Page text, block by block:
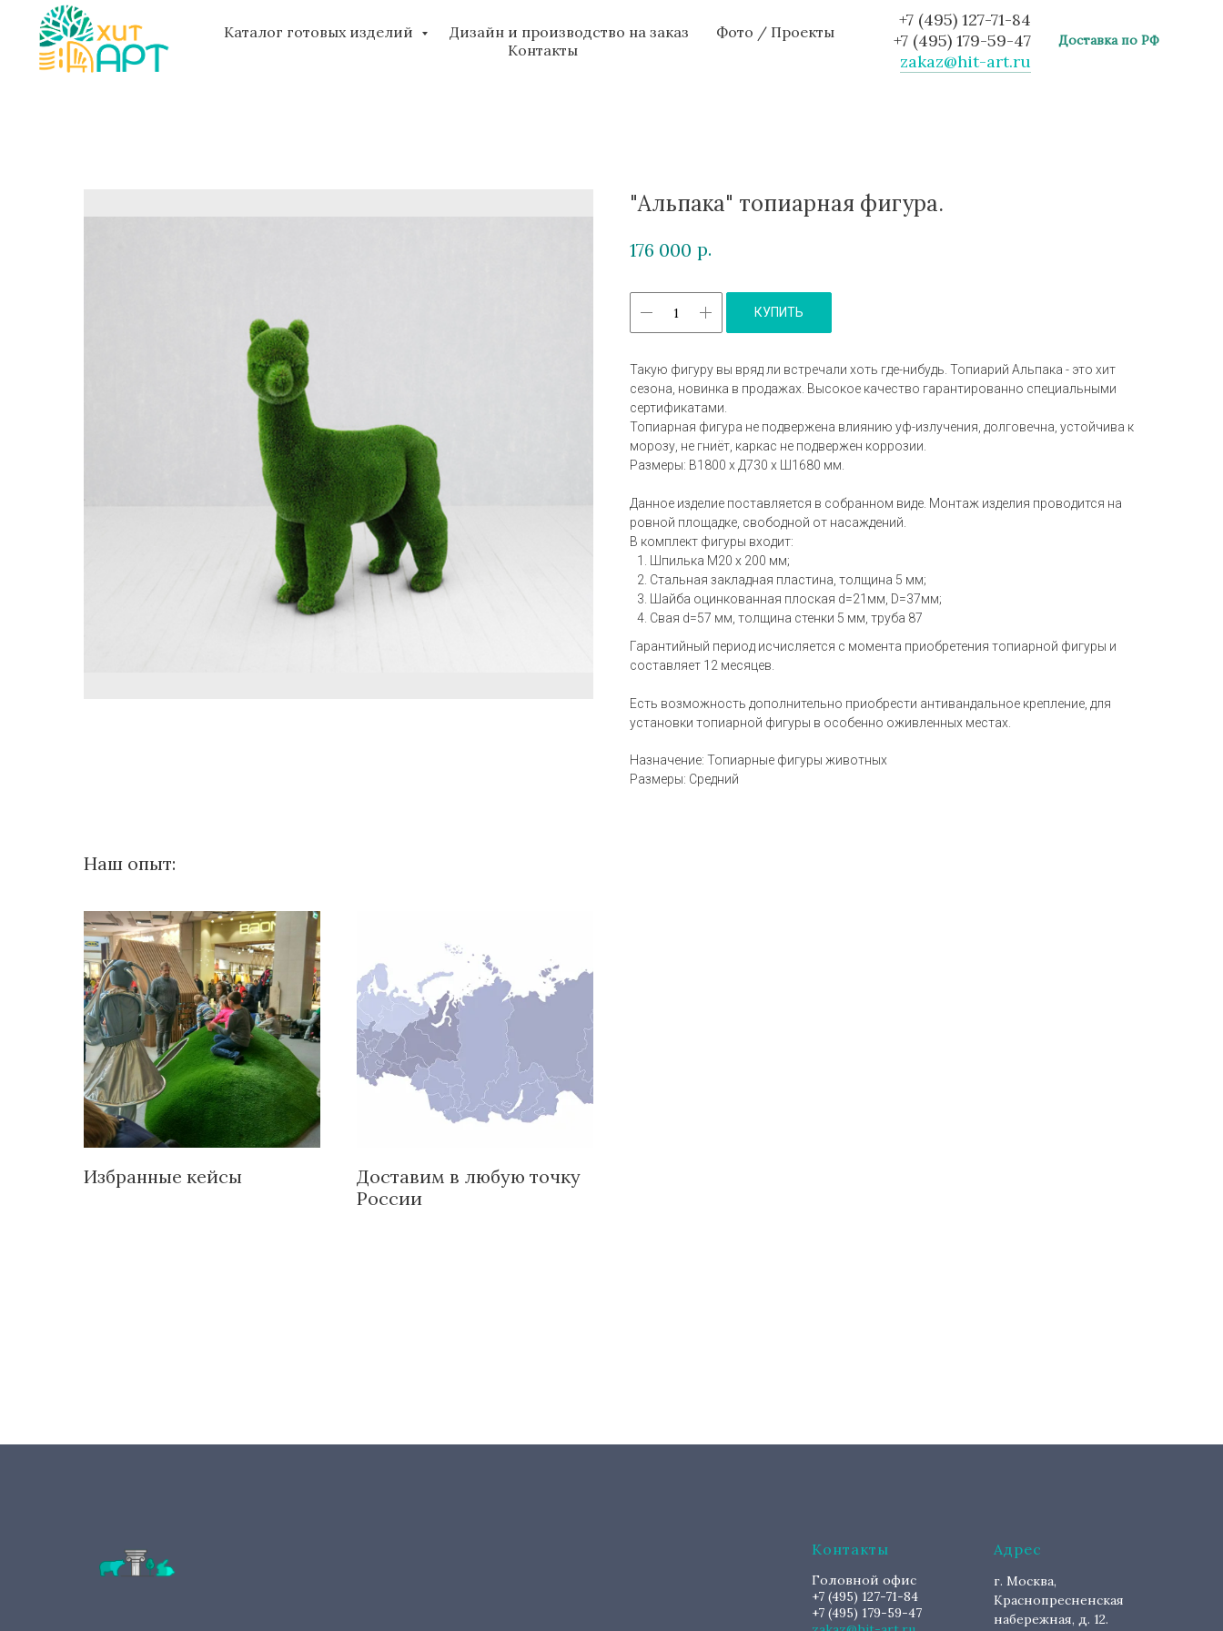
Каталог готовых изделий Дизайн и производство на заказ
Фото / Проекты
Контакты
+7 (495) 127-71-84
+7 (495) 179-59-47
zakaz@hit-art.ru
Доставка по РФ
"Альпака" топиарная фигура.
176 000 р.
КУПИТЬ
Такую фигуру вы вряд ли встречали хоть где-нибудь. Топиарий Альпака - это хит
сезона, новинка в продажах. Высокое качество гарантированно специальными
сертификатами.
Топиарная фигура не подвержена влиянию уф-излучения, долговечна, устойчива к
морозу, не гниёт, каркас не подвержен коррозии.
Размеры: В1800 х Д730 х Ш1680 мм.
Данное изделие поставляется в собранном виде. Монтаж изделия проводится на
ровной площадке, свободной от насаждений.
В комплект фигуры входит:
Шпилька М20 х 200 мм;
Стальная закладная пластина, толщина 5 мм;
Шайба оцинкованная плоская d=21мм, D=37мм;
Свая d=57 мм, толщина стенки 5 мм, труба 87
Гарантийный период исчисляется с момента приобретения топиарной фигуры и
составляет 12 месяцев.
Есть возможность дополнительно приобрести антивандальное крепление, для
установки топиарной фигуры в особенно оживленных местах.
Назначение: Топиарные фигуры животных
Размеры: Средний
Наш опыт:
Избранные кейсы
Доставим в любую точку
России
Контакты
Головной офис
+7 (495) 127-71-84
+7 (495) 179-59-47
Адрес
г. Москва,
Краснопресненская
набережная, д. 12.